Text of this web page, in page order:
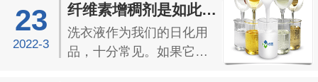
23
2022-3
纤维素增稠剂是如此深得洗衣液的欢心
洗衣液作为我们的日化用
品，十分常见。如果它从